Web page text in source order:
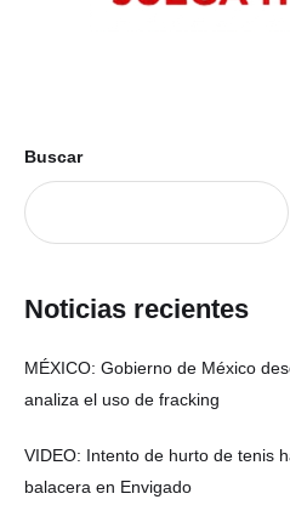
Buscar
Noticias recientes
MÉXICO: Gobierno de México
analiza el uso de fracking
VIDEO: Intento de hurto de tenis
balacera en Envigado